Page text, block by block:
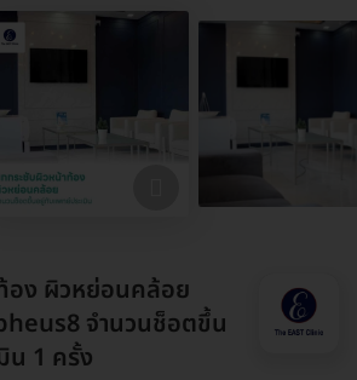
อง ผิวหย่อนคล้อย
จำนวนช็อตขึ้น
น 1 ครั้ง